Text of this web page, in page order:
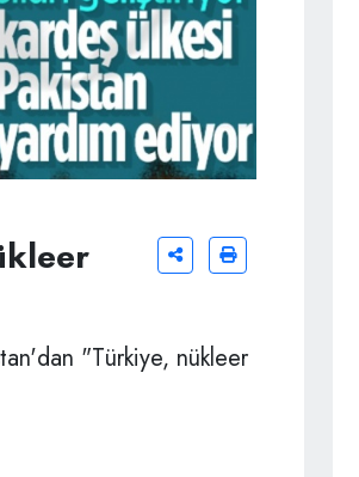
"Türkiye, nükleer